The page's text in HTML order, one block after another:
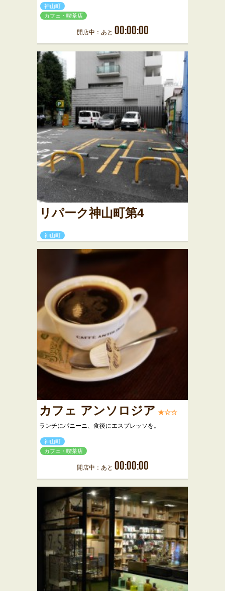
神山町
カフェ・喫茶店
開店中：あと 00:00:00
リパーク神山町第4
神山町
カフェ アンソロジア ★☆☆
ランチにパニーニ、食後にエスプレッソを。
神山町
カフェ・喫茶店
開店中：あと 00:00:00